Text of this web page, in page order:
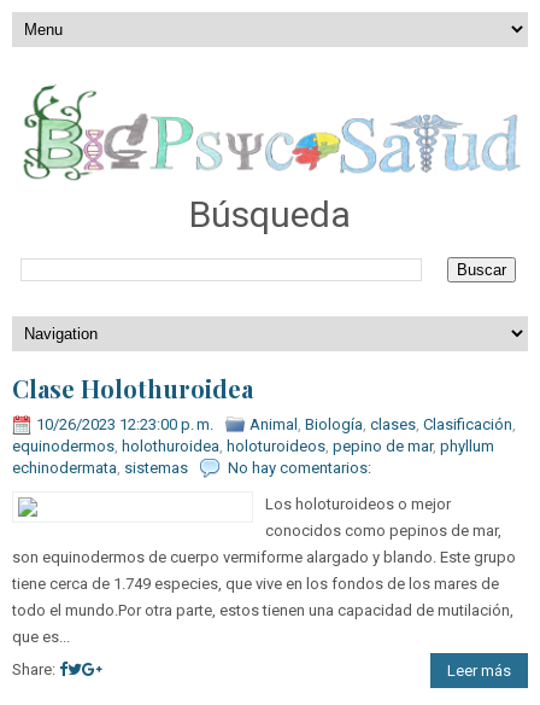
Búsqueda
Clase Holothuroidea
10/26/2023 12:23:00 p. m. Animal , Biología, clases, Clasificación,
equinodermos, holothuroidea, holoturoideos, pepino de mar, phyllum
echinodermata, sistemas
No hay comentarios:
Los holoturoideos o mejor
conocidos como pepinos de mar,
son equinodermos de cuerpo vermiforme alargado y blando. Este grupo
tiene cerca de 1.749 especies, que vive en los fondos de los mares de
todo el mundo.Por otra parte, estos tienen una capacidad de mutilación,
que es...
Share:
Leer más